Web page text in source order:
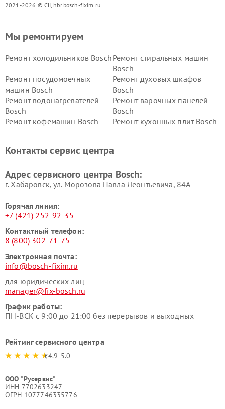
2021-2026 © СЦ hbr.bosch-fixim.ru
Мы ремонтируем
Ремонт холодильников BoschРемонт стиральных машин
Bosch
Ремонт посудомоечных
машин Bosch
Ремонт духовых шкафов
Bosch
Ремонт водонагревателей
Bosch
Ремонт варочных панелей
Bosch
Ремонт кофемашин Bosch
Ремонт кухонных плит Bosch
Ремонт сушильных автоматовРемонт морозильных камер
Контакты сервис центра
Адрес сервисного центра Bosch:
г. Хабаровск, ул. Морозова Павла Леонтьевича, 84А
Горячая линия:
+7 (421) 252-92-35
Контактный телефон:
8 (800) 302-71-75
Электронная почта:
info@bosch-fixim.ru
для юридических лиц
manager@fix-bosch.ru
График работы:
ПН-ВСК с 9:00 до 21:00 без перерывов и выходных
Рейтинг сервисного центра
4.9-5.0
ООО "Русервис"
ИНН 7702633247
ОГРН 1077746335776